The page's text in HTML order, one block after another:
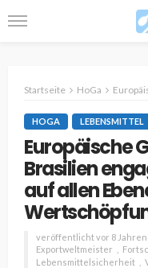
Startseite HoGa Europäische
HOGA LEBENSMITTEL
Europäische
Brasilien
auf allen
veröffentlicht vor 8 Jahren
Exportweltmeister
Lebensmittelsicherheit